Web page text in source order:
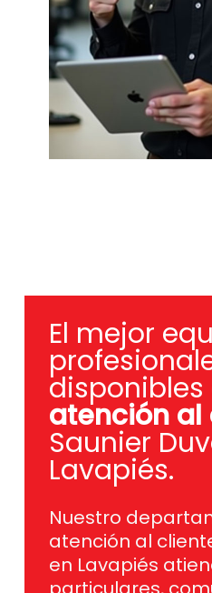
El mejor
atención al
Saunier
Lavapiés.
Nuestro
atención al
en Lavapiés